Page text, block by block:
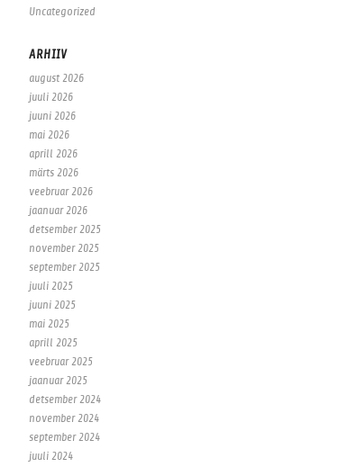
Uncategorized
ARHIIV
august 2026
juuli 2026
juuni 2026
mai 2026
aprill 2026
märts 2026
veebruar 2026
jaanuar 2026
detsember 2025
november 2025
september 2025
juuli 2025
juuni 2025
mai 2025
aprill 2025
veebruar 2025
jaanuar 2025
detsember 2024
november 2024
september 2024
juuli 2024